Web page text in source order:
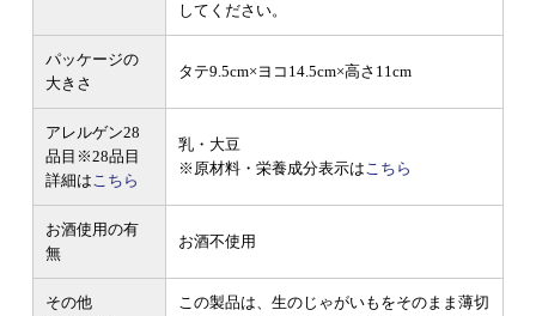
してください。
パッケージの
大きさ
タテ9.5cm×ヨコ14.5cm×高さ11cm
アレルゲン28
品目 ※28品目
詳細はこちら
乳・大豆
※原材料・栄養成分表示はこちら
お酒使用の有
無
お酒不使用
その他
この製品は、生のじゃがいもをそのまま薄切